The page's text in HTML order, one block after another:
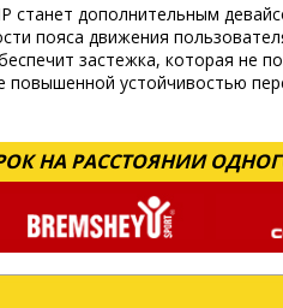
станет дополнительным
пояса движения
застежка, которая не
повышенной устойчивостью
НА РАССТОЯНИИ